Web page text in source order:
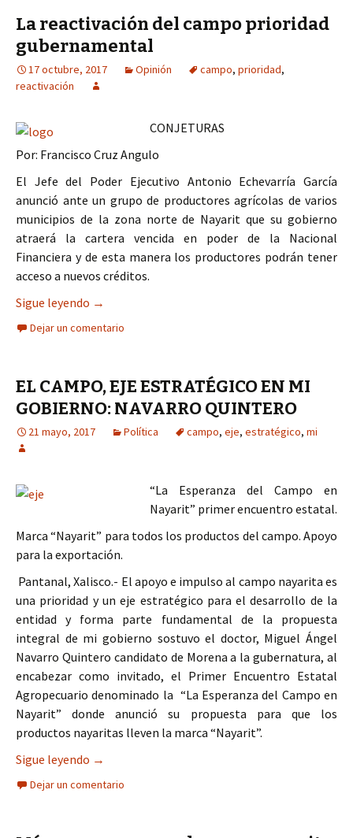
La reactivación del campo prioridad
gubernamental
17 octubre, 2017 Opinión campo, prioridad,
reactivación
CONJETURAS
Por: Francisco Cruz Angulo
El Jefe del Poder Ejecutivo Antonio Echevarría García
anunció ante un grupo de productores agrícolas de varios
municipios de la zona norte de Nayarit que su gobierno
atraerá la cartera vencida en poder de la Nacional
Financiera y de esta manera los productores podrán tener
acceso a nuevos créditos.
Sigue leyendo La reactivación del campo prioridad
→
Dejar un comentario
EL CAMPO, EJE ESTRATÉGICO EN MI
GOBIERNO: NAVARRO QUINTERO
21 mayo, 2017 Política campo, eje, estratégico, mi
“La Esperanza del Campo en
Nayarit” primer encuentro estatal.
Marca “Nayarit” para todos los productos del campo. Apoyo
para la exportación.
Pantanal, Xalisco.- El apoyo e impulso al campo nayarita es
una prioridad y un eje estratégico para el desarrollo de la
entidad y forma parte fundamental de la propuesta
integral de mi gobierno sostuvo el doctor, Miguel Ángel
Navarro Quintero candidato de Morena a la gubernatura, al
encabezar como invitado, el Primer Encuentro Estatal
Agropecuario denominado la “La Esperanza del Campo en
Nayarit” donde anunció su propuesta para que los
productos nayaritas lleven la marca “Nayarit”.
Sigue leyendo EL CAMPO, EJE ESTRATÉGICO EN MI
→
Dejar un comentario